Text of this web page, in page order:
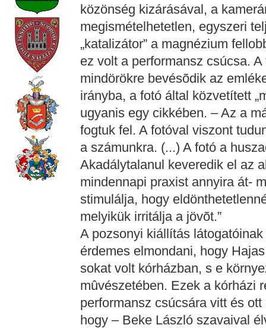
közönség kizárásával, a
megismételhetetlen, egyszeri
„katalizátor” a magnézium
ez volt a performansz csúcsa.
mindörökre bevésõdik az
irányba, a fotó által közvetített
ugyanis egy cikkében. – Az a
fogtuk fel. A fotóval viszont
a számunkra. (...) A fotó a
Akadálytalanul keveredik el az
mindennapi praxist annyira át-
stimulálja, hogy
melyikük irritálja a jövõt.”
A pozsonyi kiállítás
érdemes elmondani, hogy
sokat volt kórházban, s e
mûvészetében. Ezek a kórházi
performansz csúcsára vitt és
hogy – Beke László szavaival